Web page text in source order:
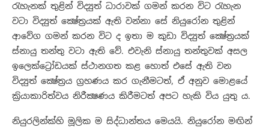
රැහැනක් තුළින් විද්‍යුත් ධාරාවක් ගමන් කරන විට රැහැන
වටා විද්‍යුත් ක්‍ෂේත්‍රයක් ඇති වන්නා සේ නියුරෝන තුළින්
ආවේග ගමන් කරන විට ද ඉතා ම කුඩා විද්‍යුත් ක්‍ෂේත්‍රයක්
ස්නායු තන්තු වටා ඇති වේ. එවැනි ස්නායු තන්තුවක් අසල
ඉලෙක්ට්‍රෝඩයක් ස්ථානගත කළ හොත් එසේ ඇති වන
විද්‍යුත් ක්‍ෂේත්‍රය ග්‍රහණය කර ගැනීමටත්, ඒ අනුව මොළයේ
ක්‍රියාකාරිත්වය නිරීක්‍ෂණය කිරීමටත් අපට හැකි විය යුතු ය.
නියුරලින්ක්හි මූලික ම සිද්ධාන්තය මෙයයි. නියුරෝන මඟින්